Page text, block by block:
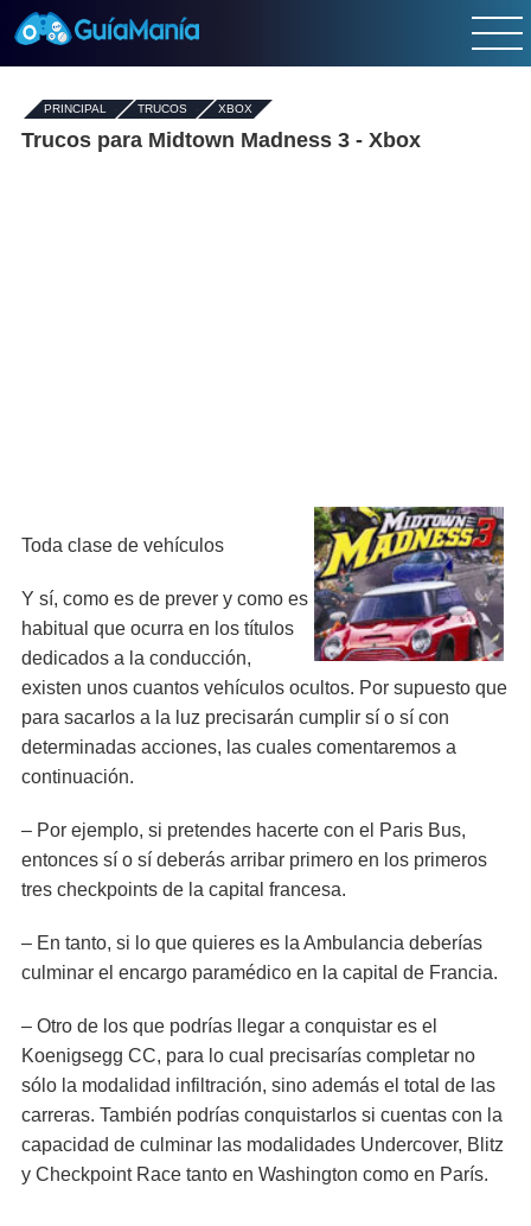
PRINCIPAL - TRUCOS- XBOX
Trucos para Midtown Madness 3 - Xbox
Toda clase de vehículos
Y sí, como es de prever y como es
habitual que ocurra en los títulos
dedicados a la conducción,
existen unos cuantos vehículos ocultos. Por supuesto que
para sacarlos a la luz precisarán cumplir sí o sí con
determinadas acciones, las cuales comentaremos a
continuación.
– Por ejemplo, si pretendes hacerte con el Paris Bus,
entonces sí o sí deberás arribar primero en los primeros
tres checkpoints de la capital francesa.
– En tanto, si lo que quieres es la Ambulancia deberías
culminar el encargo paramédico en la capital de Francia.
– Otro de los que podrías llegar a conquistar es el
Koenigsegg CC, para lo cual precisarías completar no
sólo la modalidad infiltración, sino además el total de las
carreras. También podrías conquistarlos si cuentas con la
capacidad de culminar las modalidades Undercover, Blitz
y Checkpoint Race tanto en Washington como en París.